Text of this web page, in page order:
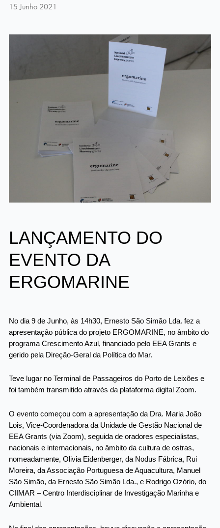
15 Junho 2021
LANÇAMENTO DO
EVENTO DA
ERGOMARINE
No dia 9 de Junho, às 14h30, Ernesto São Simão Lda. fez a
apresentação pública do projeto ERGOMARINE, no âmbito do
programa Crescimento Azul, financiado pelo EEA Grants e
gerido pela Direção-Geral da Política do Mar.
Teve lugar no Terminal de Passageiros do Porto de Leixões e
foi também transmitido através da plataforma digital Zoom.
O evento começou com a apresentação da Dra. Maria João
Lois, Vice-Coordenadora da Unidade de Gestão Nacional de
EEA Grants (via Zoom), seguida de oradores especialistas,
nacionais e internacionais, no âmbito da cultura de ostras,
nomeadamente, Olivia Eidenberger, da Nodus Fábrica, Rui
Moreira, da Associação Portuguesa de Aquacultura, Manuel
São Simão, da Ernesto São Simão Lda., e Rodrigo Ozório, do
CIIMAR – Centro Interdisciplinar de Investigação Marinha e
Ambiental.